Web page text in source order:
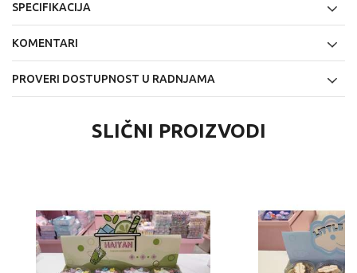
SPECIFIKACIJA
KOMENTARI
PROVERI DOSTUPNOST U RADNJAMA
SLIČNI PROIZVODI